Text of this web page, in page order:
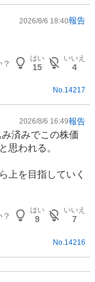
2026/8/6 18:40報告
はい
15
いいえ
4
No.14217
2026/8/6 16:49報告
済みでこの株価
思われる。
上を目指していく
はい
9
いいえ
7
No. 14216